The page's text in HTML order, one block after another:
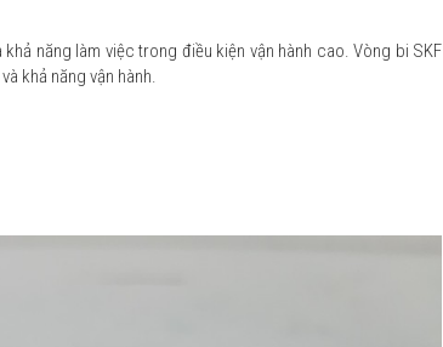
năng làm việc trong điều kiện vận hành cao. Vòng bi SKF
khả năng vận hành.